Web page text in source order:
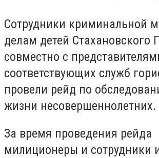
Сотрудники криминальной
делам детей Стахановского
совместно с
соответствующих служб
провели рейд по
жизни несовершеннолетних.
За время проведения рейда
милиционеры и сотрудники